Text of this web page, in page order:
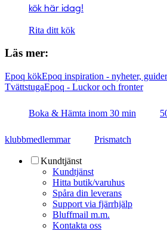
kök här idag!
Rita ditt kök
Läs mer:
Epoq kökEpoq inspiration - nyheter,
TvättstugaEpoq - Luckor och fronter
Boka & Hämta inom 30 min
klubbmedlemmar Prismatch
Kundtjänst
Kundtjänst
Hitta butik/varuhus
Spåra din leverans
Support via fjärrhjälp
Bluffmail m.m.
Kontakta oss